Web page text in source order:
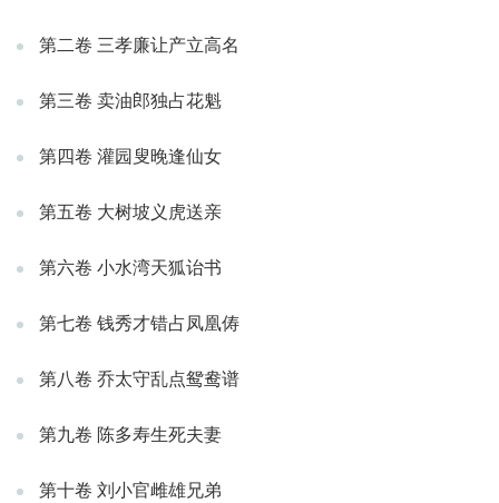
之一。通常亦与凌濛初的《初刻拍案惊奇》、《二刻拍案惊奇》并
第二卷 三孝廉让产立高名
第三卷 卖油郎独占花魁
第四卷 灌园叟晚逢仙女
第五卷 大树坡义虎送亲
第六卷 小水湾天狐诒书
第七卷 钱秀才错占凤凰俦
第八卷 乔太守乱点鸳鸯谱
第九卷 陈多寿生死夫妻
第十卷 刘小官雌雄兄弟